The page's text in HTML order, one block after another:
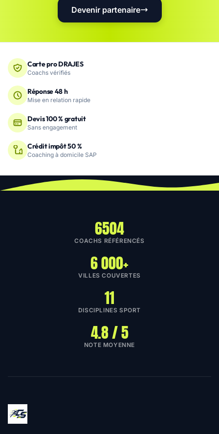
Devenir partenaire
Carte pro DRAJES
Coachs vérifiés
Réponse 48 h
Mise en relation rapide
Devis 100 % gratuit
Sans engagement
Crédit impôt 50 %
Coaching à domicile SAP
6504
COACHS RÉFÉRENCÉS
6 000+
VILLES COUVERTES
11
DISCIPLINES SPORT
4.8 / 5
NOTE MOYENNE